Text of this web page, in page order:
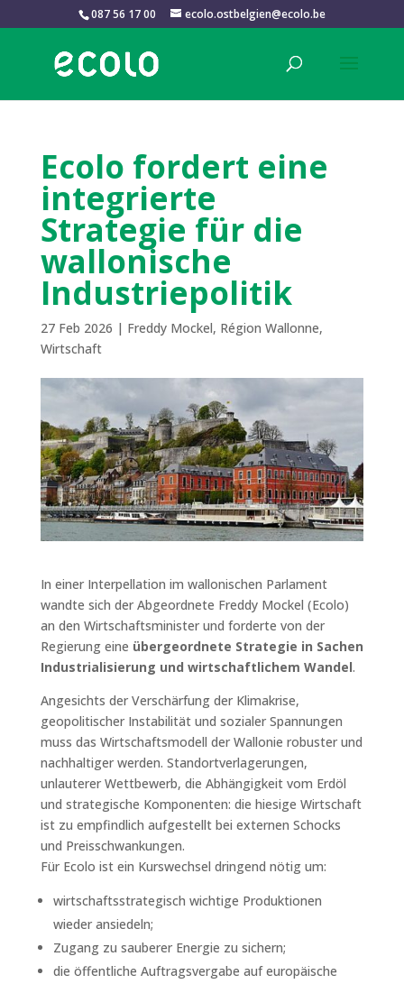
087 56 17 00 ecolo.ostbelgien@ecolo.be
Ecolo fordert eine
integrierte
Strategie für die
wallonische
Industriepolitik
27 Feb 2026 | Freddy Mockel, Région Wallonne,
Wirtschaft
In einer Interpellation im wallonischen Parlament
wandte sich der Abgeordnete Freddy Mockel (Ecolo)
an den Wirtschaftsminister und forderte von der
Regierung eine übergeordnete Strategie in Sachen
Industrialisierung und wirtschaftlichem Wandel.
Angesichts der Verschärfung der Klimakrise,
geopolitischer Instabilität und sozialer Spannungen
muss das Wirtschaftsmodell der Wallonie robuster und
nachhaltiger werden. Standortverlagerungen,
unlauterer Wettbewerb, die Abhängigkeit vom Erdöl
und strategische Komponenten: die hiesige Wirtschaft
ist zu empfindlich aufgestellt bei externen Schocks
und Preisschwankungen.
Für Ecolo ist ein Kurswechsel dringend nötig um:
wirtschaftsstrategisch wichtige Produktionen
wieder ansiedeln;
Zugang zu sauberer Energie zu sichern;
die öffentliche Auftragsvergabe auf europäische